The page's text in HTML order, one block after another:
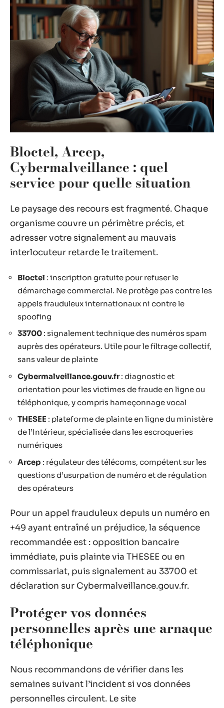
Bloctel, Arcep,
Cybermalveillance : quel
service pour quelle situation
Le paysage des recours est fragmenté. Chaque
organisme couvre un périmètre précis, et
adresser votre signalement au mauvais
interlocuteur retarde le traitement.
Bloctel : inscription gratuite pour refuser le
démarchage commercial. Ne protège pas contre les
appels frauduleux internationaux ni contre le
spoofing
33700 : signalement technique des numéros spam
auprès des opérateurs. Utile pour le filtrage collectif,
sans valeur de plainte
Cybermalveillance.gouv.fr: diagnostic et
orientation pour les victimes de fraude en ligne ou
téléphonique, y compris hameçonnage vocal
THESEE : plateforme de plainte en ligne du ministère
de l’Intérieur, spécialisée dans les escroqueries
numériques
Arcep : régulateur des télécoms, compétent sur les
questions d’usurpation de numéro et de régulation
des opérateurs
Pour un appel frauduleux depuis un numéro en
+49 ayant entraîné un préjudice, la séquence
recommandée est : opposition bancaire
immédiate, puis plainte via THESEE ou en
commissariat, puis signalement au 33700 et
déclaration sur Cybermalveillance.gouv.fr.
Protéger vos données
personnelles après une arnaque
téléphonique
Nous recommandons de vérifier dans les
semaines suivant l’incident si vos données
personnelles circulent. Le site